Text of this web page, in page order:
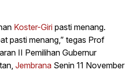
Koster-Giri pasti menang.
pasti menang,” tegas Prof
II Pemilihan Gubernur
Jembrana Senin 11 November